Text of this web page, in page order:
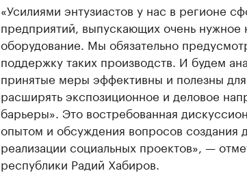
«Усилиями энтузиастов у нас в регионе
предприятий, выпускающих очень
оборудование. Мы обязательно
поддержку таких производств. И будем
принятые меры эффективны и полезны
расширять экспозиционное и деловое
барьеры». Это востребованная
опытом и обсуждения вопросов создания
реализации социальных проектов», —
республики Радий Хабиров.